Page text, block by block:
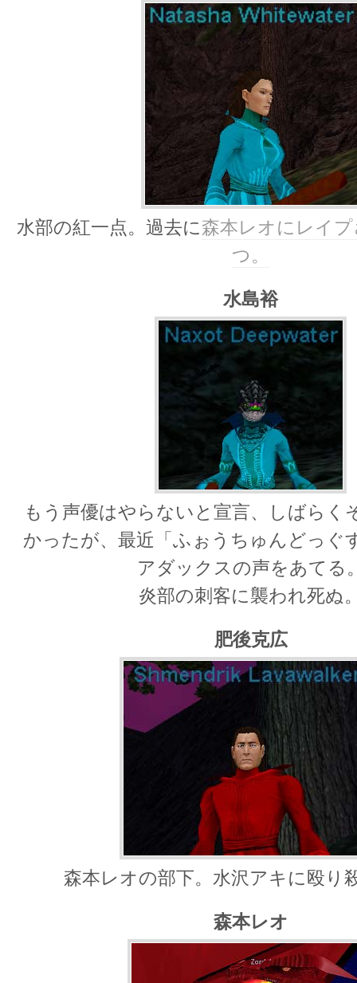
水部の紅一点。過去に森本レオにレイ
つ。
水島裕
もう声優はやらないと宣言、しばらく
かったが、最近「ふぉうちゅんどっぐ
アダックスの声をあてる
炎部の刺客に襲われ死ぬ
肥後克広
森本レオの部下。水沢アキに殴り
森本レオ